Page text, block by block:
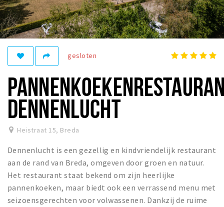
Recreatief
Winkels
Winkelgebieden
Bezienswaardigheden
Musea, theaters & podia
Uitjes & activiteiten
Toeristische routes
Natuurgebieden
Baroniepoorten
gesloten
DENNENLUCHT
Heistraat 15, Breda
Dennenlucht is een gezellig en kindvriendelijk restaurant
aan de rand van Breda, omgeven door groen en natuur.
Het restaurant staat bekend om zijn heerlijke
pannenkoeken, maar biedt ook een verrassend menu met
seizoensgerechten voor volwassenen. Dankzij de ruime